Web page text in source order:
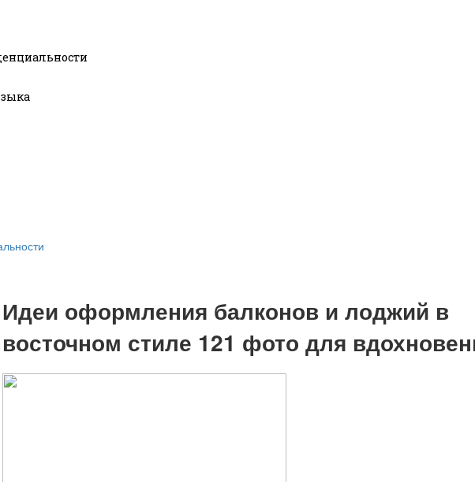
Идеи оформления балконов и лоджий в
восточном стиле 121 фото для